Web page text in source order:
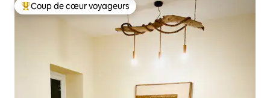
Coup de cœur voyageurs parmi les plus aimés
Coup de cœur voyageurs